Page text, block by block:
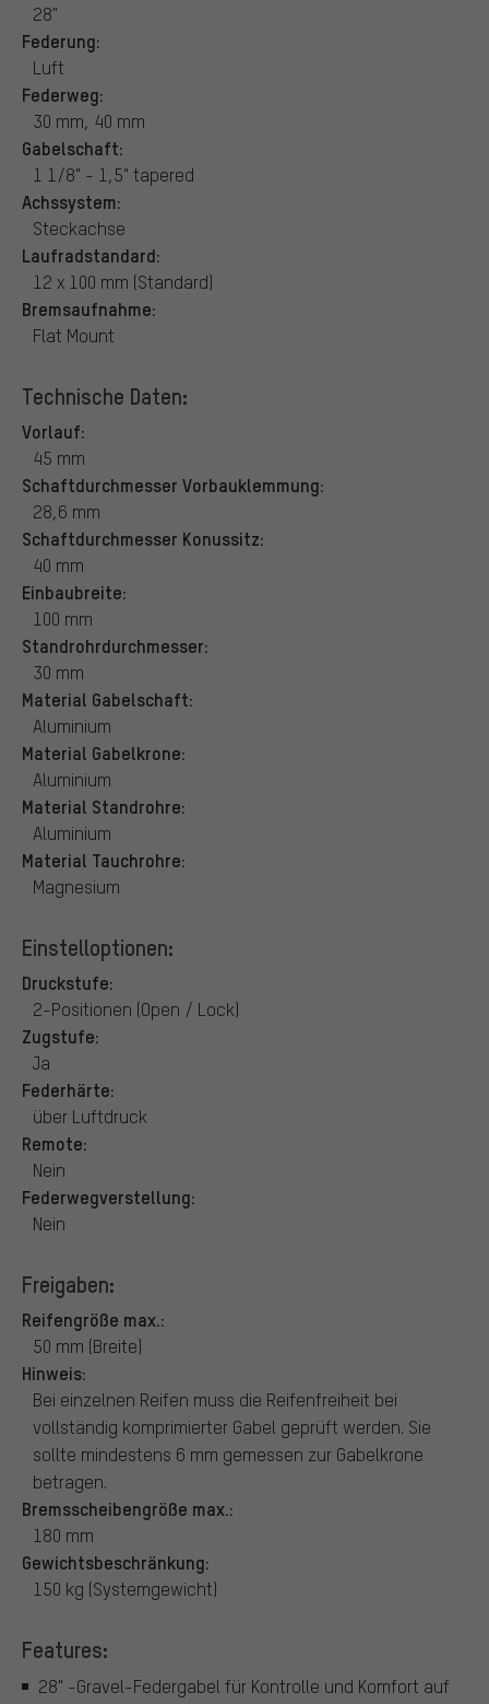
28"
Federung:
Luft
Federweg:
30 mm, 40 mm
Gabelschaft:
1 1/8" - 1,5" tapered
Achssystem:
Steckachse
Laufradstandard:
12 x 100 mm (Standard)
Bremsaufnahme:
Flat Mount
Technische Daten:
Vorlauf:
45 mm
Schaftdurchmesser Vorbauklemmung:
28,6 mm
Schaftdurchmesser Konussitz:
40 mm
Einbaubreite:
100 mm
Standrohrdurchmesser:
30 mm
Material Gabelschaft:
Aluminium
Material Gabelkrone:
Aluminium
Material Standrohre:
Aluminium
Material Tauchrohre:
Magnesium
Einstelloptionen:
Druckstufe:
2-Positionen (Open / Lock)
Zugstufe:
Ja
Federhärte:
über Luftdruck
Remote:
Nein
Federwegverstellung:
Nein
Freigaben:
Reifengröße max.:
50 mm (Breite)
Hinweis:
Bei einzelnen Reifen muss die Reifenfreiheit bei
vollständig komprimierter Gabel geprüft werden. Sie
sollte mindestens 6 mm gemessen zur Gabelkrone
betragen.
Bremsscheibengröße max.:
180 mm
Gewichtsbeschränkung:
150 kg (Systemgewicht)
Features:
28" -Gravel-Federgabel für Kontrolle und Komfort auf